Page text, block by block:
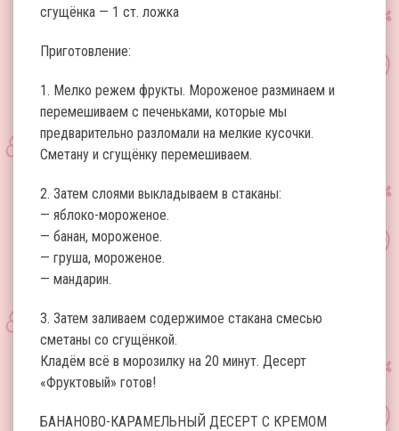
сгущёнка — 1 ст. ложка
Приготовление:
1. Мелко режем фрукты. Мороженое разминаем и
перемешиваем с печеньками, которые мы
предварительно разломали на мелкие кусочки.
Сметану и сгущёнку перемешиваем.
2. Затем слоями выкладываем в стаканы:
— яблоко-мороженое.
— банан, мороженое.
— груша, мороженое.
— мандарин.
3. Затем заливаем содержимое стакана смесью
сметаны со сгущёнкой.
Кладём всё в морозилку на 20 минут. Десерт
«Фруктовый» готов!
БАНАНОВО-КАРАМЕЛЬНЫЙ ДЕСЕРТ С КРЕМОМ